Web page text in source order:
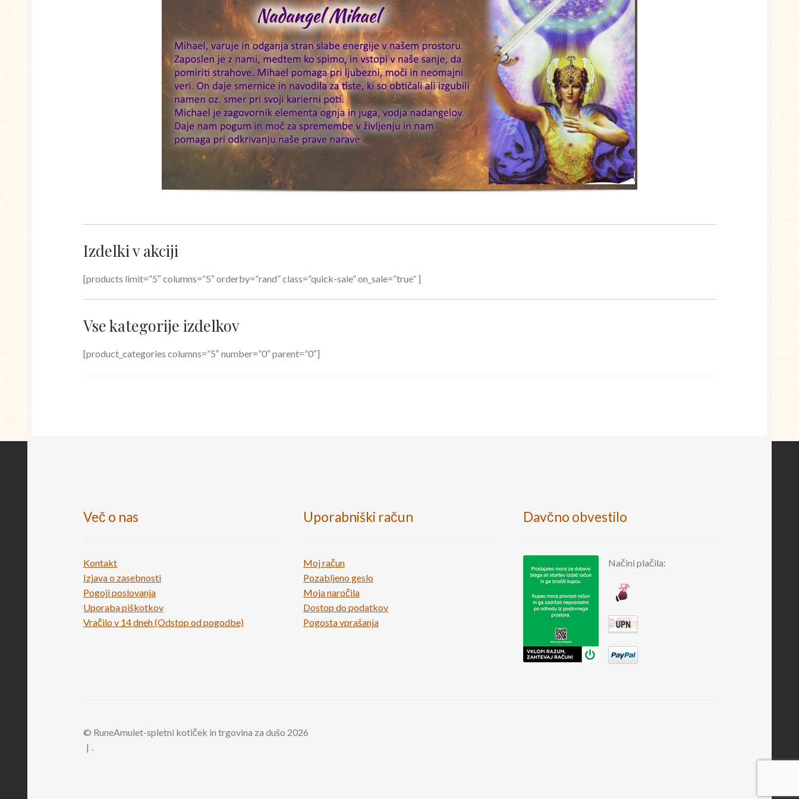
Izdelki v akciji
[products limit=”5″ columns=”5″ orderby=”rand” class=”quick-sale” on_sale=”true” ]
Vse kategorije izdelkov
[product_categories columns=”5″ number=”0″ parent=”0″]
Več o nas
Kontakt
Izjava o zasebnosti
Pogoji poslovanja
Uporaba piškotkov
Vračilo v 14 dneh (Odstop od pogodbe)
Uporabniški račun
Moj račun
Pozabljeno geslo
Moja naročila
Dostop do podatkov
Pogosta vprašanja
Davčno obvestilo
Načini plačila:
© RuneAmulet-spletni kotiček in trgovina za dušo 2026
.